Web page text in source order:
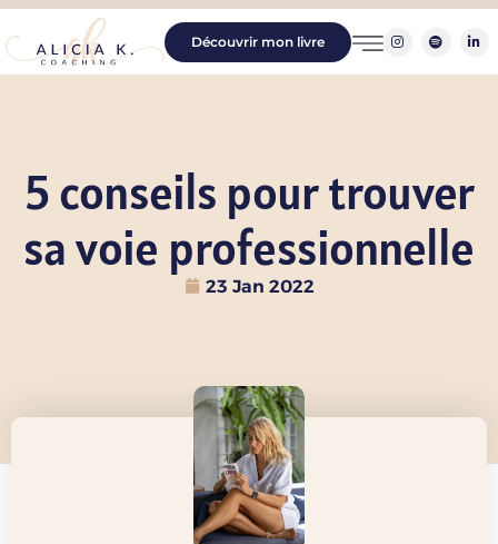
Découvrir mon livre
5 conseils pour trouver
sa voie professionnelle
23 Jan 2022